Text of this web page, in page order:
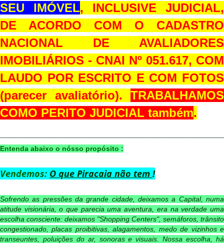
SEU IMÓVEL, INCLUSIVE JUDICIAL,
DE ACORDO COM O CADASTRO
NACIONAL DE AVALIADORES
IMOBILIÁRIOS - CNAI Nº 051.617, COM
LAUDO POR ESCRITO E COM FOTOS
(parecer avaliatório). TRABALHAMOS
COMO PERITO JUDICIAL também.
Entenda abaixo o nósso propósito :
Vendemos: O que Piracaia não tem !
Sofrendo as pressões da grande cidade, deixamos a Capital, numa
atitude visionária, o que parecia uma aventura, era na verdade uma
escolha consciente: deixamos "Shopping Centers", semáforos, trânsito
congestionado, placas proibitivas, alagamentos, medo de vizinhos e
transeuntes, poluições do ar, sonoras e visuais. Nossa escolha, há